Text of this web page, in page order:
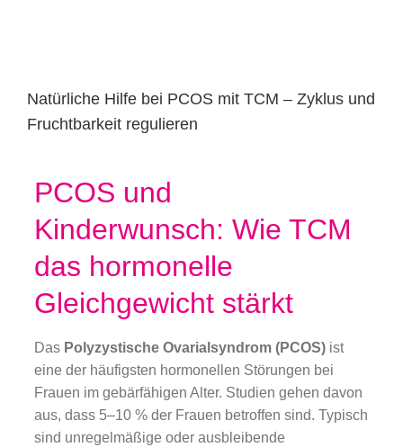
Natürliche Hilfe bei PCOS mit TCM – Zyklus und
Fruchtbarkeit regulieren
PCOS und
Kinderwunsch: Wie TCM
das hormonelle
Gleichgewicht stärkt
Das Polyzystische Ovarialsyndrom (PCOS)ist
eine der häufigsten hormonellen Störungen bei
Frauen im gebärfähigen Alter. Studien gehen davon
aus, dass 5–10 % der Frauen betroffen sind. Typisch
sind unregelmäßige oder ausbleibende